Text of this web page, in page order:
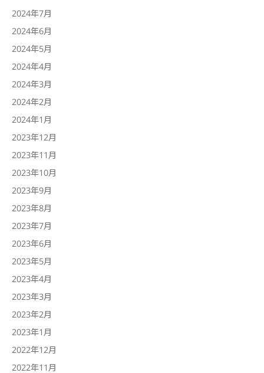
2024年7月
2024年6月
2024年5月
2024年4月
2024年3月
2024年2月
2024年1月
2023年12月
2023年11月
2023年10月
2023年9月
2023年8月
2023年7月
2023年6月
2023年5月
2023年4月
2023年3月
2023年2月
2023年1月
2022年12月
2022年11月